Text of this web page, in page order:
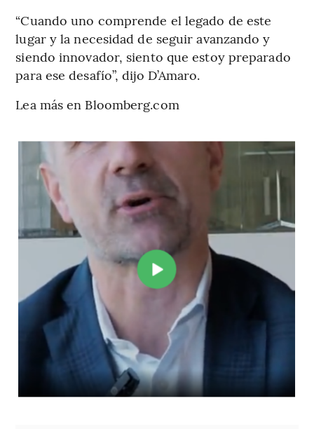
“Cuando uno comprende el legado de este
lugar y la necesidad de seguir avanzando y
siendo innovador, siento que estoy preparado
para ese desafío”, dijo D’Amaro.
Lea más en Bloomberg.com